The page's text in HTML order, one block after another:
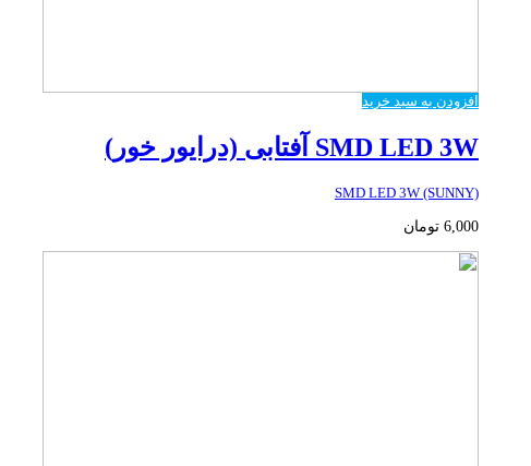
افزودن به سبد خرید
SMD LED 3W آفتابی (درایور خور)
SMD LED 3W (SUNNY)
6,000 تومان